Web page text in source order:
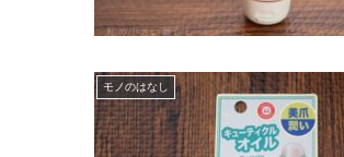
モノのはなし